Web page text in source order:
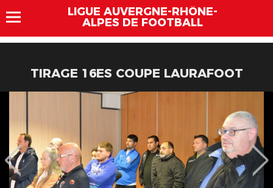
LIGUE AUVERGNE-RHÔNE-
ALPES DE FOOTBALL
TIRAGE 16ES COUPE LAURAFOOT